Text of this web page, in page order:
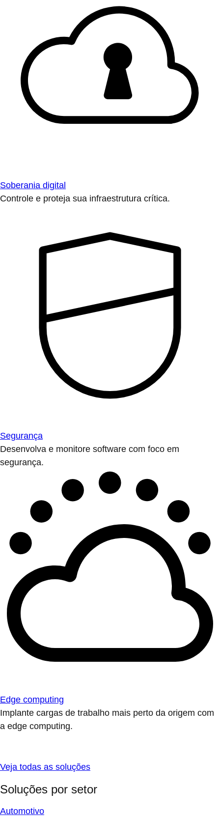
Soberania digital
Controle e proteja sua infraestrutura crítica.
Segurança
Desenvolva e monitore software com foco em
segurança.
Edge computing
Implante cargas de trabalho mais perto da origem com
a edge computing.
Veja todas as soluções
Soluções por setor
Automotivo